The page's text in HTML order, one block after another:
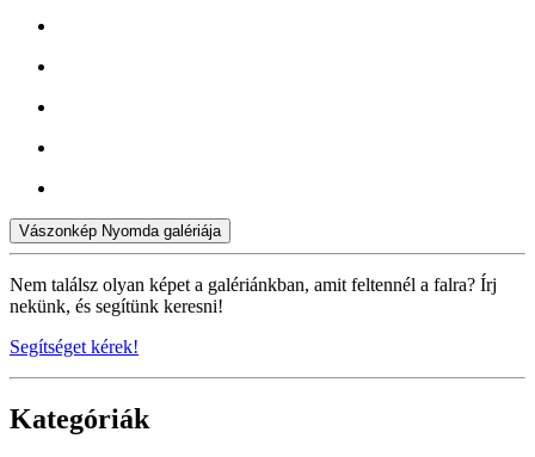
Vászonkép Nyomda galériája
Nem találsz olyan képet a galériánkban, amit feltennél a falra? Írj
nekünk, és segítünk keresni!
Segítséget kérek!
Kategóriák